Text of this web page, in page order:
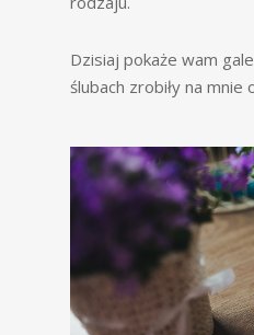
Dzisiaj pokaże wam
ślubach zrobiły na